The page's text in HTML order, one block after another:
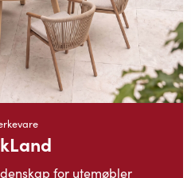
for utemøbler